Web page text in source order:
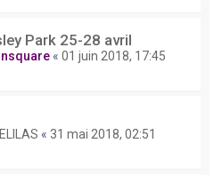
Park 25-28 avril
« 01 juin 2018, 17:45
« 31 mai 2018, 02:51